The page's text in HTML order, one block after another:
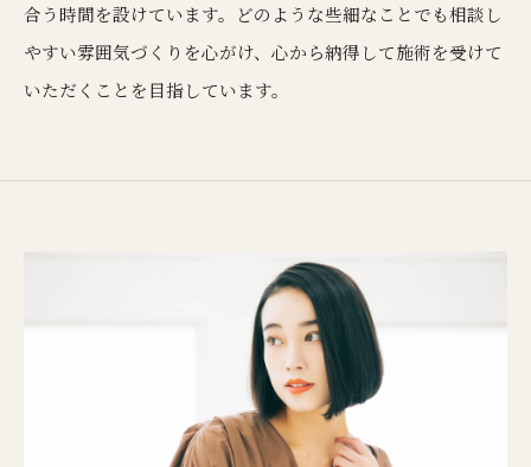
合う時間を設けています。どのような些細なことでも相談し
やすい雰囲気づくりを心がけ、心から納得して施術を受けて
いただくことを目指しています。